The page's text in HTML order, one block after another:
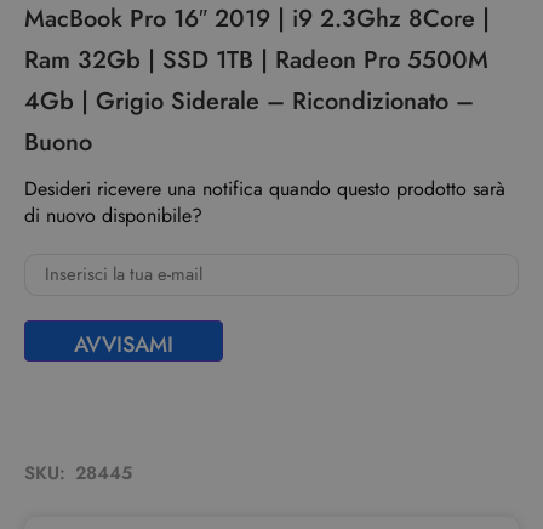
MacBook Pro 16″ 2019 | i9 2.3Ghz 8Core |
Ram 32Gb | SSD 1TB | Radeon Pro 5500M
4Gb | Grigio Siderale – Ricondizionato –
Buono
Desideri ricevere una notifica quando questo prodotto sarà
di nuovo disponibile?
AVVISAMI
SKU: 28445